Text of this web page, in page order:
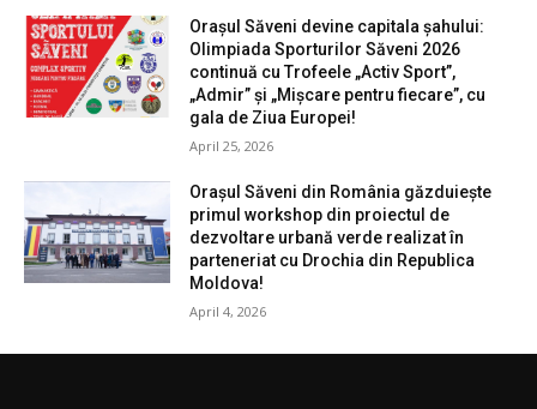
Orașul Săveni devine capitala șahului:
Olimpiada Sporturilor Săveni 2026
continuă cu Trofeele „Activ Sport”,
„Admir” și „Mișcare pentru fiecare”, cu
gala de Ziua Europei!
April 25, 2026
Orașul Săveni din România găzduiește
primul workshop din proiectul de
dezvoltare urbană verde realizat în
parteneriat cu Drochia din Republica
Moldova!
April 4, 2026